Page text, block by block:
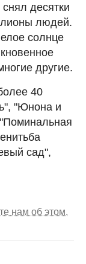
десятки
людей.
солнце
другие.
40
"Юнона и
сад",
нам об этом.